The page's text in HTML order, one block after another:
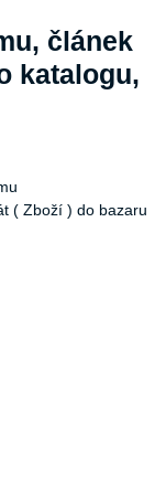
článek
katalogu,
( Zboží ) do bazaru